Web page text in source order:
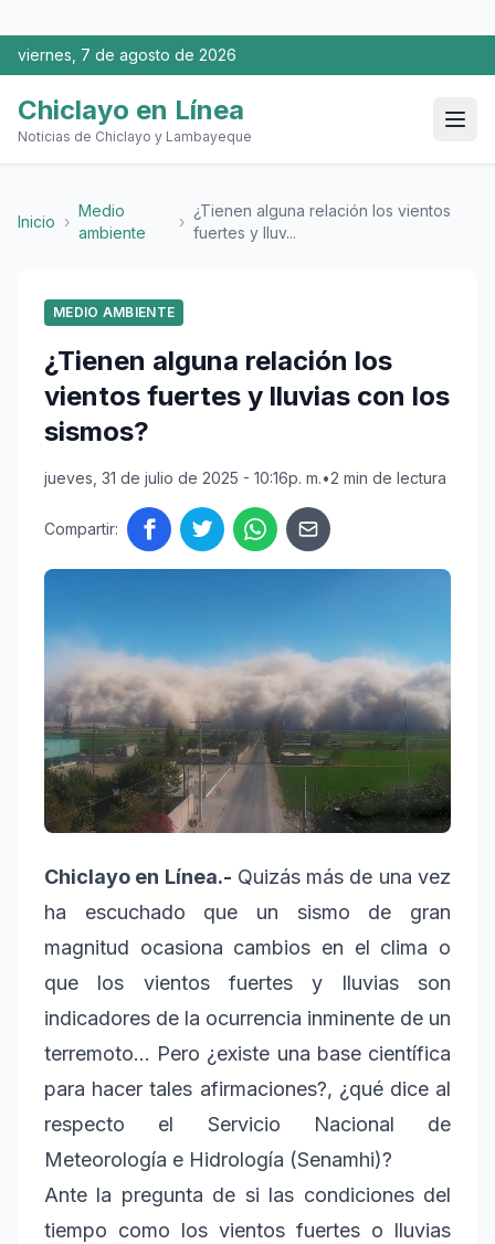
viernes, 7 de agosto de 2026
Chiclayo en Línea
Noticias de Chiclayo y Lambayeque
Inicio ›
Medio
ambiente
›
¿Tienen alguna relación los vientos
fuertes y lluv...
MEDIO AMBIENTE
¿Tienen alguna relación los
vientos fuertes y lluvias con los
sismos?
jueves, 31 de julio de 2025 - 10:16p. m.•2 min de lectura
Compartir:
Chiclayo en Línea.- Quizás más de una vez
ha escuchado que un sismo de gran
magnitud ocasiona cambios en el clima o
que los vientos fuertes y lluvias son
indicadores de la ocurrencia inminente de un
terremoto... Pero ¿existe una base científica
para hacer tales afirmaciones?, ¿qué dice al
respecto el Servicio Nacional de
Meteorología e Hidrología (Senamhi)?
Ante la pregunta de si las condiciones del
tiempo como los vientos fuertes o lluvias